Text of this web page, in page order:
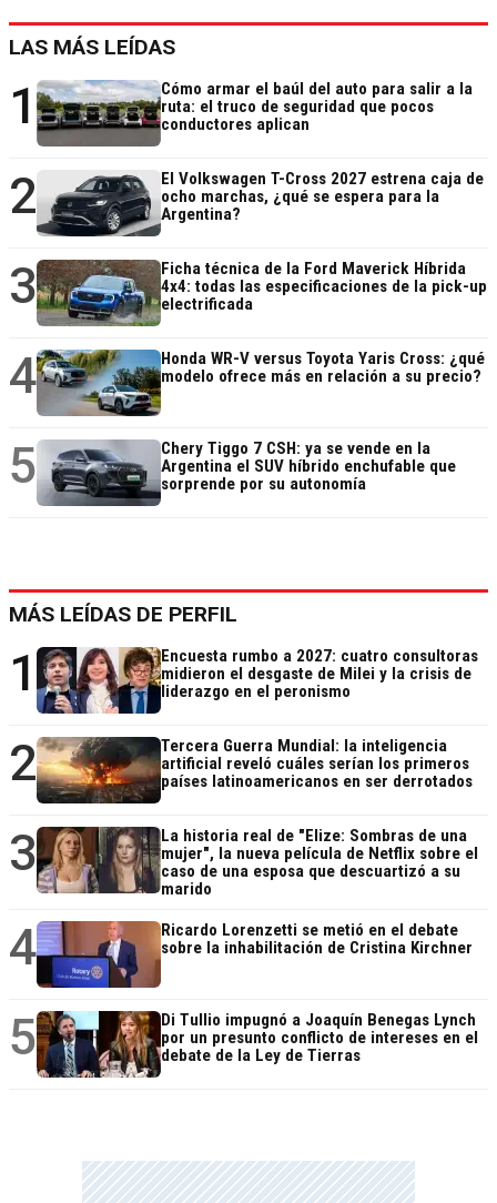
LAS MÁS LEÍDAS
1
Cómo armar el baúl del auto para salir a la
ruta: el truco de seguridad que pocos
conductores aplican
2
El Volkswagen T-Cross 2027 estrena caja de
ocho marchas, ¿qué se espera para la
Argentina?
3
Ficha técnica de la Ford Maverick Híbrida
4x4: todas las especificaciones de la pick-up
electrificada
4
Honda WR-V versus Toyota Yaris Cross: ¿qué
modelo ofrece más en relación a su precio?
5
Chery Tiggo 7 CSH: ya se vende en la
Argentina el SUV híbrido enchufable que
sorprende por su autonomía
MÁS LEÍDAS DE PERFIL
1
Encuesta rumbo a 2027: cuatro consultoras
midieron el desgaste de Milei y la crisis de
liderazgo en el peronismo
2
Tercera Guerra Mundial: la inteligencia
artificial reveló cuáles serían los primeros
países latinoamericanos en ser derrotados
3
La historia real de "Elize: Sombras de una
mujer", la nueva película de Netflix sobre el
caso de una esposa que descuartizó a su
marido
4
Ricardo Lorenzetti se metió en el debate
sobre la inhabilitación de Cristina Kirchner
5
Di Tullio impugnó a Joaquín Benegas Lynch
por un presunto conflicto de intereses en el
debate de la Ley de Tierras